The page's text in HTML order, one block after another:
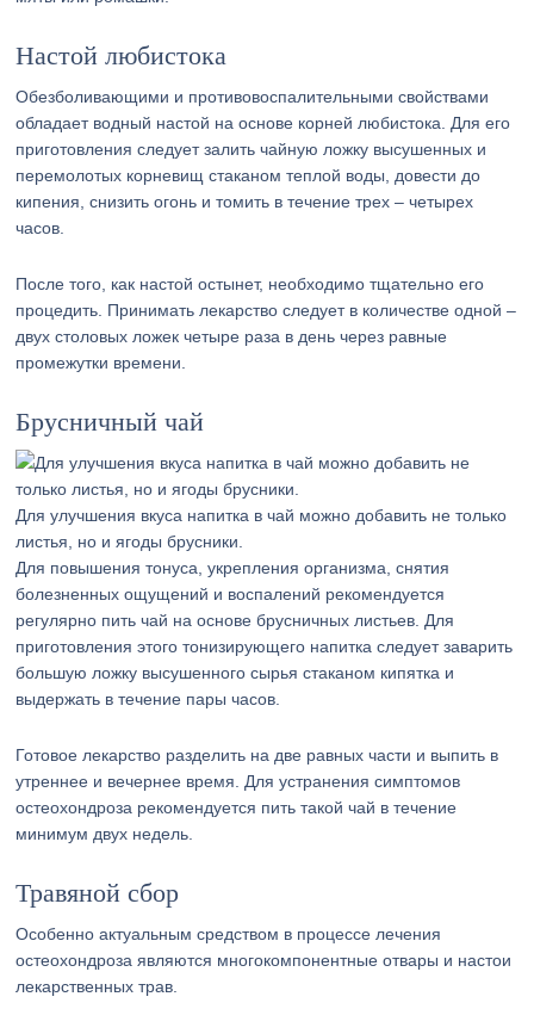
Настой любистока
Обезболивающими и противовоспалительными свойствами
обладает водный настой на основе корней любистока. Для его
приготовления следует залить чайную ложку высушенных и
перемолотых корневищ стаканом теплой воды, довести до
кипения, снизить огонь и томить в течение трех – четырех
часов.
После того, как настой остынет, необходимо тщательно его
процедить. Принимать лекарство следует в количестве одной –
двух столовых ложек четыре раза в день через равные
промежутки времени.
Брусничный чай
Для улучшения вкуса напитка в чай можно добавить не только
листья, но и ягоды брусники.
Для повышения тонуса, укрепления организма, снятия
болезненных ощущений и воспалений рекомендуется
регулярно пить чай на основе брусничных листьев. Для
приготовления этого тонизирующего напитка следует заварить
большую ложку высушенного сырья стаканом кипятка и
выдержать в течение пары часов.
Готовое лекарство разделить на две равных части и выпить в
утреннее и вечернее время. Для устранения симптомов
остеохондроза рекомендуется пить такой чай в течение
минимум двух недель.
Травяной сбор
Особенно актуальным средством в процессе лечения
остеохондроза являются многокомпонентные отвары и настои
лекарственных трав.